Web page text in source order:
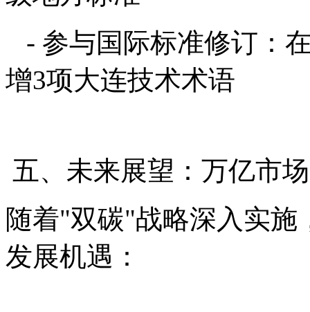
- 参与国际标准修订：
增3项大连技术术语
五、未来展望：万亿市
随着"双碳"战略深入实施
发展机遇：